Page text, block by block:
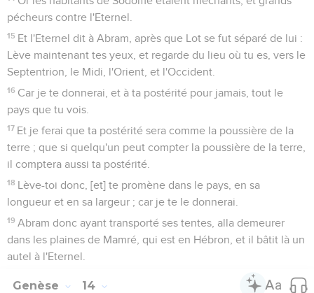
pécheurs contre l'Eternel.
15 Et l'Eternel dit à Abram, après que Lot se fut séparé de lui :
Lève maintenant tes yeux, et regarde du lieu où tu es, vers le
Septentrion, le Midi, l'Orient, et l'Occident.
16 Car je te donnerai, et à ta postérité pour jamais, tout le
pays que tu vois.
17 Et je ferai que ta postérité sera comme la poussière de la
terre ; que si quelqu'un peut compter la poussière de la terre,
il comptera aussi ta postérité.
18 Lève-toi donc, [et] te promène dans le pays, en sa
longueur et en sa largeur ; car je te le donnerai.
19 Abram donc ayant transporté ses tentes, alla demeurer
dans les plaines de Mamré, qui est en Hébron, et il bâtit là un
autel à l'Eternel.
Genèse 14